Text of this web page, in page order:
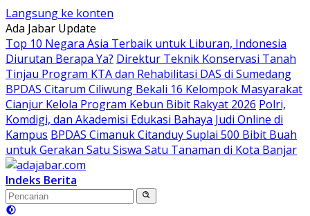
Langsung ke konten
Ada Jabar Update
Top 10 Negara Asia Terbaik untuk Liburan, Indonesia
Diurutan Berapa Ya? Direktur Teknik Konservasi Tanah
Tinjau Program KTA dan Rehabilitasi DAS di Sumedang
BPDAS Citarum Ciliwung Bekali 16 Kelompok Masyarakat
Cianjur Kelola Program Kebun Bibit Rakyat 2026 Polri,
Komdigi, dan Akademisi Edukasi Bahaya Judi Online di
Kampus BPDAS Cimanuk Citanduy Suplai 500 Bibit Buah
untuk Gerakan Satu Siswa Satu Tanaman di Kota Banjar
Indeks Berita